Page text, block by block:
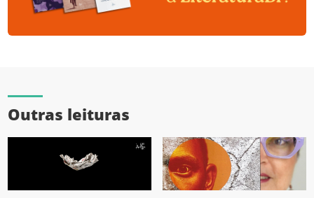
Outras leituras